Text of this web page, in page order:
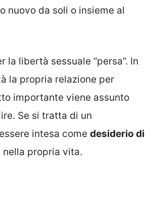
nuovo da soli o insieme al
libertà sessuale “persa”. In
la propria relazione per
importante viene assunto
Se si tratta di un
intesa come desiderio di
nella propria vita.